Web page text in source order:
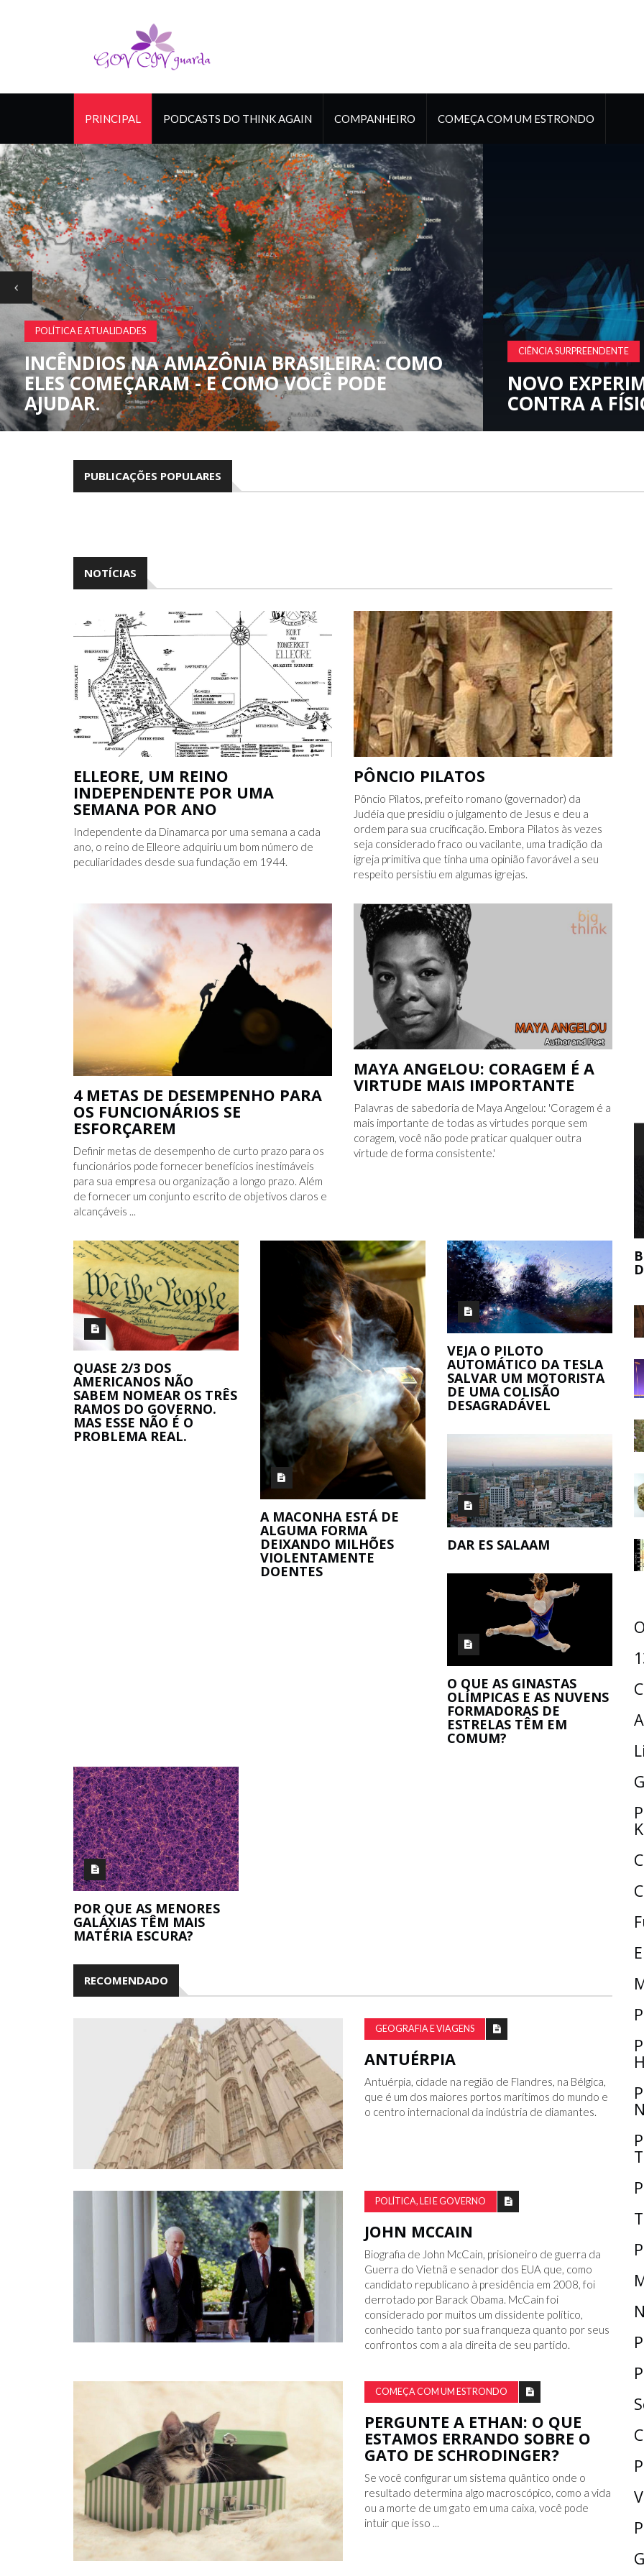
PRINCIPAL PODCASTS DO THINK AGAIN COMPANHEIRO COMEÇA COM UM ESTRONDO
CIÊNCIA SURPREENDENTE
NOVO EXPERIMENTO COM PARTÍCULAS VAI
CONTRA A FÍSICA PADRÃO
SAÚDE
REVELANDO
E O FASCÍNIO
PUBLICAÇÕES POPULARES
NOTÍCIAS
ELLEORE, UM REINO
INDEPENDENTE POR UMA
SEMANA POR ANO
Independente da Dinamarca por uma semana a cada
ano, o reino de Elleore adquiriu um bom número de
peculiaridades desde sua fundação em 1944.
PÔNCIO PILATOS
Pôncio Pilatos, prefeito romano (governador) da
Judéia que presidiu o julgamento de Jesus e deu a
ordem para sua crucificação. Embora Pilatos às vezes
seja considerado fraco ou vacilante, uma tradição da
igreja primitiva que tinha uma opinião favorável a seu
respeito persistiu em algumas igrejas.
4 METAS DE DESEMPENHO PARA
OS FUNCIONÁRIOS SE
ESFORÇAREM
Definir metas de desempenho de curto prazo para os
funcionários pode fornecer benefícios inestimáveis ​​
para sua empresa ou organização a longo prazo. Além
de fornecer um conjunto escrito de objetivos claros e
alcançáveis ​​...
MAYA ANGELOU: CORAGEM É A
VIRTUDE MAIS IMPORTANTE
Palavras de sabedoria de Maya Angelou: 'Coragem é a
mais importante de todas as virtudes porque sem
coragem, você não pode praticar qualquer outra
virtude de forma consistente.'
QUASE 2/3 DOS
AMERICANOS NÃO
SABEM NOMEAR OS TRÊS
RAMOS DO GOVERNO.
MAS ESSE NÃO É O
PROBLEMA REAL.
A MACONHA ESTÁ DE
ALGUMA FORMA
DEIXANDO MILHÕES
VIOLENTAMENTE
DOENTES
VEJA O PILOTO
AUTOMÁTICO DA TESLA
SALVAR UM MOTORISTA
DE UMA COLISÃO
DESAGRADÁVEL
DAR ES SALAAM
O QUE AS GINASTAS
OLÍMPICAS E AS NUVENS
FORMADORAS DE
ESTRELAS TÊM EM
COMUM?
POR QUE AS MENORES
GALÁXIAS TÊM MAIS
MATÉRIA ESCURA?
RECOMENDADO
GEOGRAFIA E VIAGENS
ANTUÉRPIA
Antuérpia, cidade na região de Flandres, na Bélgica,
que é um dos maiores portos marítimos do mundo e
o centro internacional da indústria de diamantes.
POLÍTICA, LEI E GOVERNO
JOHN MCCAIN
Biografia de John McCain, prisioneiro de guerra da
Guerra do Vietnã e senador dos EUA que, como
candidato republicano à presidência em 2008, foi
derrotado por Barack Obama. McCain foi
considerado por muitos um dissidente político,
conhecido tanto por sua franqueza quanto por seus
confrontos com a ala direita de seu partido.
COMEÇA COM UM ESTRONDO
PERGUNTE A ETHAN: O QUE
ESTAMOS ERRANDO SOBRE O
GATO DE SCHRODINGER?
Se você configurar um sistema quântico onde o
resultado determina algo macroscópico, como a vida
ou a morte de um gato em uma caixa, você pode
intuir que isso ...
- PARA
O TRUQUE ANTICÂNCER DOS
ELEFANTES É DESCOBERTO
BERNIE MADOFF AJUDOU O MERCADO
DE ARTE?